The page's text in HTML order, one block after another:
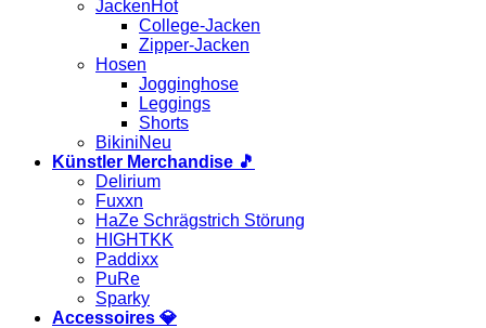
Jacken
College-Jacken
Zipper-Jacken
Hosen
Jogginghose
Leggings
Shorts
Bikini
Künstler Merchandise 🎵
Delirium
Fuxxn
HaZe Schrägstrich Störung
HIGHTKK
Paddixx
PuRe
Sparky
Accessoires 💎